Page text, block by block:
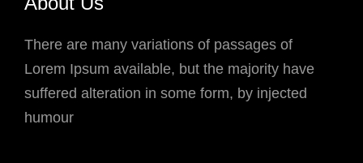
There are many variations of passages of
Lorem Ipsum available, but the majority have
suffered alteration in some form, by injected
humour